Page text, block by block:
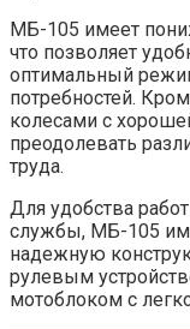
МБ-105 имеет
что позволяет
оптимальный
потребностей.
колесами с
преодолевать
труда.
Для удобства
службы, МБ-105
надежную
рулевым
мотоблоком с